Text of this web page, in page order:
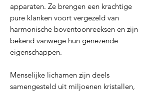
apparaten. Ze brengen een krachtige
pure klanken voort vergezeld van
harmonische boventoonreeksen en zijn
bekend vanwege hun genezende
eigenschappen.
Menselijke lichamen zijn deels
samengesteld uit miljoenen kristallen,